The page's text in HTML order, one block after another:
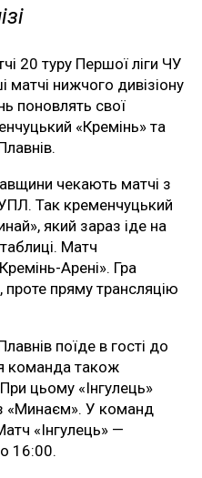
20 туру Першої ліги ЧУ
нижчого дивізіону
поновлять свої
«Кремінь» та
чекають матчі з
Так кременчуцький
який зараз іде на
Матч
Арені». Гра
проте пряму трансляцію
поїде в гості до
команда також
цьому «Інгулець»
«Минаєм». У команд
«Інгулець» —
16:00.